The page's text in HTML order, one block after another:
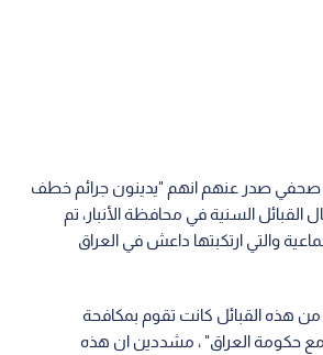
صحفي صدر عنهم انهم "يدينون جرائم خطف
السنية في محافظة الأنبار، تم
والتي ارتكبتها داعش في العراق
من هذه القبائل كانت تقوم بمكافحة
مع حكومة العراق" ، مشددين ان هذه